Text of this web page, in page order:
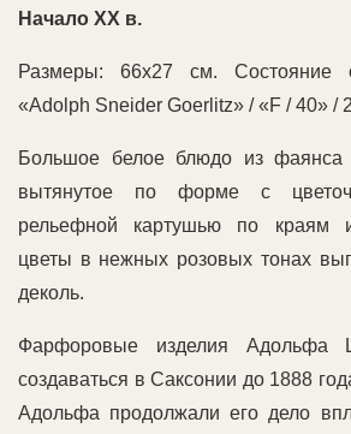
Начало XX в.
Размеры: 66х27 см. Состояние
«Adolph Sneider Goerlitz» / «F / 40» /
Большое белое блюдо из
вытянутое по форме с
рельефной картушью по краям
цветы в нежных розовых тонах
деколь.
Фарфоровые изделия Адольфа
создаваться в Саксонии до 1888
Адольфа продолжали его дело